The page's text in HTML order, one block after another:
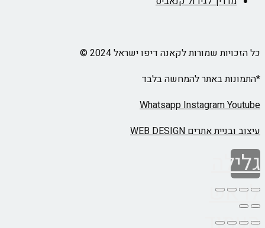
כל הזכויות שמורות לקאנה דיפו ישראל 2024 ©
*התמונות באתר להמחשה בלבד
WhatsappInstagramYoutube
עיצוב ובניית אתרים WEB DESIGN
גלילה
לראש